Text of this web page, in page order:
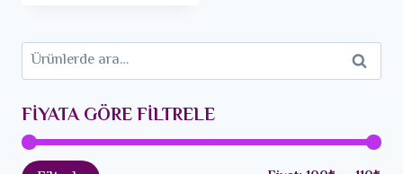
Ara: Ara
FIYATA GÖRE FILTRELE